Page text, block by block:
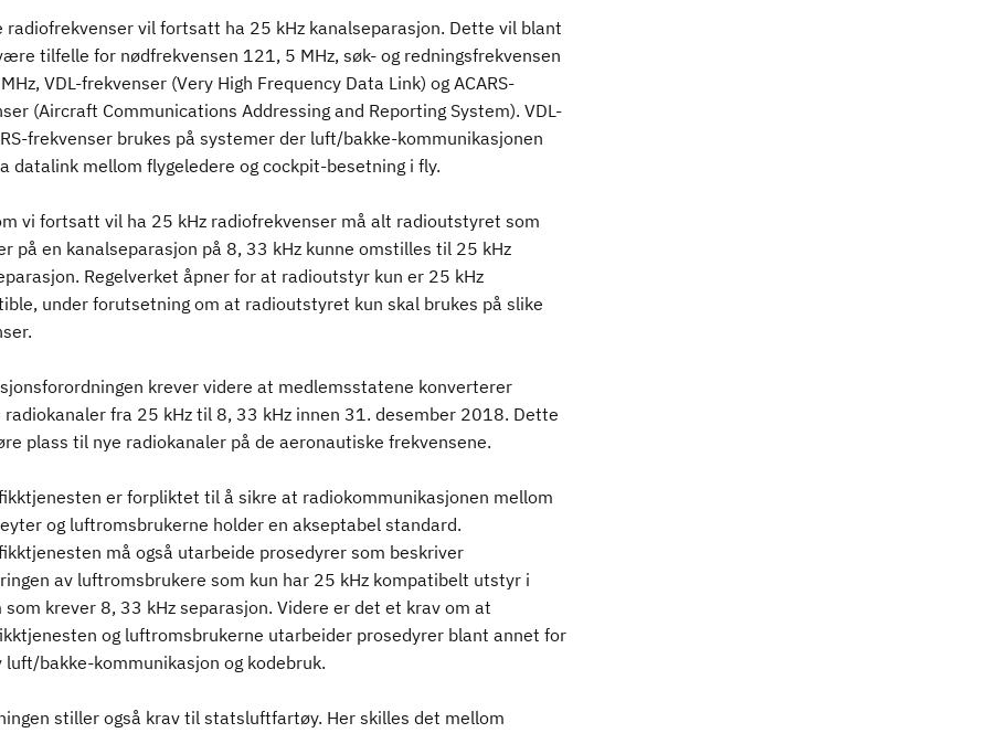
radiofrekvenser vil fortsatt ha 25 kHz kanalseparasjon. Dette vil blant
tilfelle for nødfrekvensen 121, 5 MHz, søk- og redningsfrekvensen
VDL-frekvenser (Very High Frequency Data Link) og ACARS-
(Aircraft Communications Addressing and Reporting System). VDL-
frekvenser brukes på systemer der luft/bakke-kommunikasjonen
datalink mellom flygeledere og cockpit-besetning i fly.
vi fortsatt vil ha 25 kHz radiofrekvenser må alt radioutstyret som
på en kanalseparasjon på 8, 33 kHz kunne omstilles til 25 kHz
Regelverket åpner for at radioutstyr kun er 25 kHz
under forutsetning om at radioutstyret kun skal brukes på slike
krever videre at medlemsstatene konverterer
radiokanaler fra 25 kHz til 8, 33 kHz innen 31. desember 2018. Dette
plass til nye radiokanaler på de aeronautiske frekvensene.
er forpliktet til å sikre at radiokommunikasjonen mellom
og luftromsbrukerne holder en akseptabel standard.
må også utarbeide prosedyrer som beskriver
av luftromsbrukere som kun har 25 kHz kompatibelt utstyr i
som krever 8, 33 kHz separasjon. Videre er det et krav om at
og luftromsbrukerne utarbeider prosedyrer blant annet for
luft/bakke-kommunikasjon og kodebruk.
stiller også krav til statsluftfartøy. Her skilles det mellom